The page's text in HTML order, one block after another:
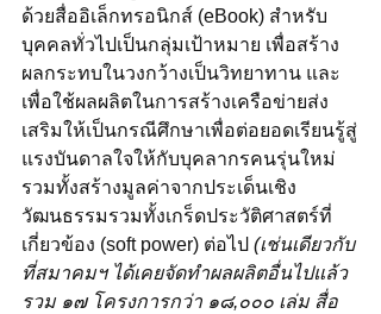
ด้วยสื่ออิเล็กทรอนิกส์ (eBook) สำหรับ
บุคคลทั่วไปเป็นกลุ่มเป้าหมาย เพื่อสร้าง
ผลกระทบในวงกว้างเป็นวิทยาทาน และ
เพื่อใช้ผลผลิตในการสร้างเครือข่ายส่ง
เสริมให้เป็นกรณีศึกษาเพื่อต่อยอดเรียนรู้สู่
แรงบันดาลใจให้กับบุคลากรคนรุ่นใหม่
รวมทั้งสร้างมูลค่าจากประเด็นเชิง
วัฒนธรรมรวมทั้งเกร็ดประวัติศาสตร์ที่
เกี่ยวข้อง (soft power) ต่อไป (เช่นเดียวกับ
ที่สมาคมฯ ได้เคยจัดทำผลผลิตอื่นไปแล้ว
รวม ๑๗​ โครงการกว่า ๑๘,๐๐๐ เล่ม สื่อ